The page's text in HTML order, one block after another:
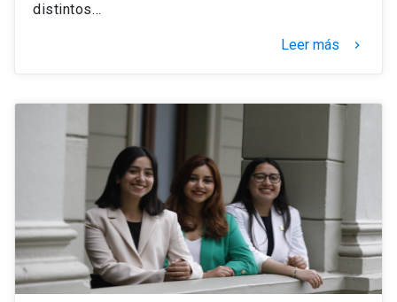
distintos…
Leer más keyboard_arrow_right